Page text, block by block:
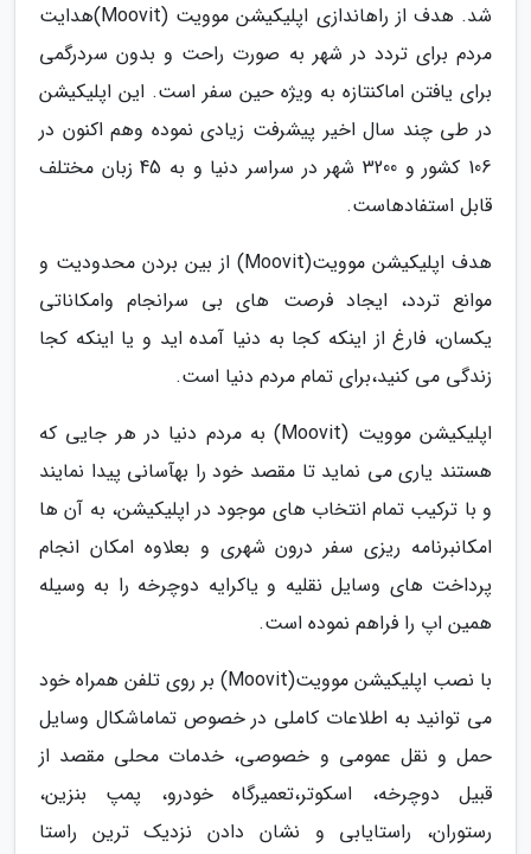
شد. هدف از راهاندازی اپلیکیشن موویت (Moovit)هدایت
مردم برای تردد در شهر به صورت راحت و بدون سردرگمی
برای یافتن اماکنتازه به ویژه حین سفر است. این اپلیکیشن
در طی چند سال اخیر پیشرفت زیادی نموده وهم اکنون در
106 کشور و 3200 شهر در سراسر دنیا و به 45 زبان مختلف
قابل استفادهاست.
هدف اپلیکیشن موویت(Moovit) از بین بردن محدودیت و
موانع تردد، ایجاد فرصت های بی سرانجام وامکاناتی
یکسان، فارغ از اینکه کجا به دنیا آمده اید و یا اینکه کجا
زندگی می کنید،برای تمام مردم دنیا است.
اپلیکیشن موویت (Moovit) به مردم دنیا در هر جایی که
هستند یاری می نماید تا مقصد خود را بهآسانی پیدا نمایند
و با ترکیب تمام انتخاب های موجود در اپلیکیشن، به آن ها
امکانبرنامه ریزی سفر درون شهری و بعلاوه امکان انجام
پرداخت های وسایل نقلیه و یاکرایه دوچرخه را به وسیله
همین اپ را فراهم نموده است.
با نصب اپلیکیشن موویت(Moovit) بر روی تلفن همراه خود
می توانید به اطلاعات کاملی در خصوص تماماشکال وسایل
حمل و نقل عمومی و خصوصی، خدمات محلی مقصد از
قبیل دوچرخه، اسکوتر،تعمیرگاه خودرو، پمپ بنزین،
رستوران، راستایابی و نشان دادن نزدیک ترین راستا